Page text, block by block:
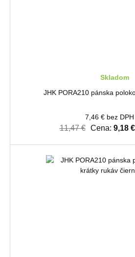
Skladom
JHK PORA210 pánska
7,46 € bez DPH
11,47 € Cena: 9,18 €